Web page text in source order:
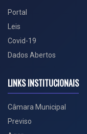
Portal
Leis
Covid-19
Dados Abertos
LINKS INSTITUCIONAIS
Câmara Municipal
Previso